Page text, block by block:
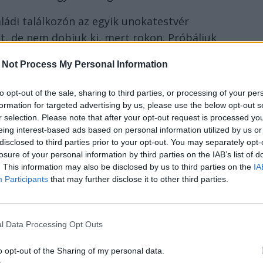
Not Process My Personal Information
opt-out of the sale, sharing to third parties, or processing of your
for targeted advertising by us, please use the below opt-out
selection. Please note that after your opt-out request is processed
interest-based ads based on personal information utilized by us
to third parties prior to your opt-out. You may separately
of your personal information by third parties on the IAB’s list of
This information may also be disclosed by us to third parties on the
Participants that may further disclose it to other third parties.
Data Processing Opt Outs
opt-out of the Sharing of my personal data.
találkozón az egyik unokatestvér
de nem dobjuk ki, mert rokon. Próbáljuk
ez a receptje ennek. Nem
a szervezetből, az ilyen büntetések
sokan remélnek. Szerintem ezeknek az
szemtől szembe, mik az elvárások és
országról beszél, és engem is
a Trianonnal kapcsolatos kijelentéseik.
vagyok, mi pedig népszavazással
csatlakozni kívánunk
semmit, az önrendelkezési jogunkról van
lett Kárpátalja is Ukrajna része és így